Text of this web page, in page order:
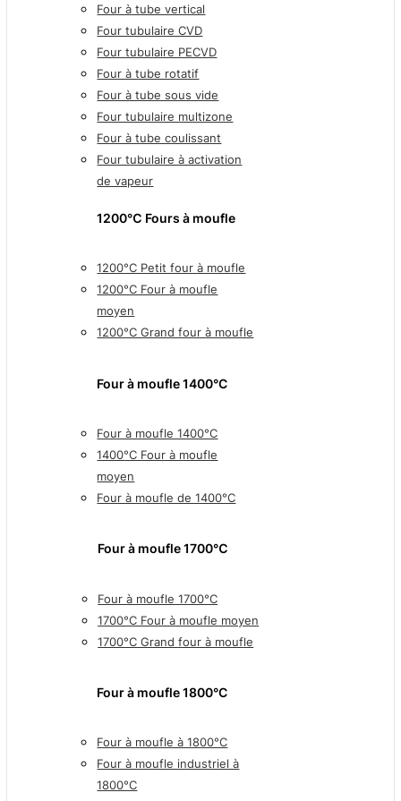
Four à tube vertical
Four tubulaire CVD
Four tubulaire PECVD
Four à tube rotatif
Four à tube sous vide
Four tubulaire multizone
Four à tube coulissant
Four tubulaire à activation
de vapeur
1200℃ Fours à moufle
1200°C Petit four à moufle
1200°C Four à moufle
moyen
1200°C Grand four à moufle
Four à moufle 1400°C
Four à moufle 1400°C
1400°C Four à moufle
moyen
Four à moufle de 1400°C
Four à moufle 1700℃
Four à moufle 1700°C
1700°C Four à moufle moyen
1700°C Grand four à moufle
Four à moufle 1800°C
Four à moufle à 1800°C
Four à moufle industriel à
1800°C